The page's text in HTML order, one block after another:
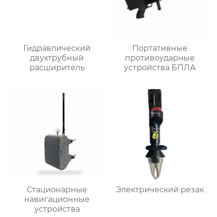
Гидравлический
двухтрубный
расширитель
Портативные
противоударные
устройства БПЛА
Стационарные
навигационные
устройства
Электрический резак